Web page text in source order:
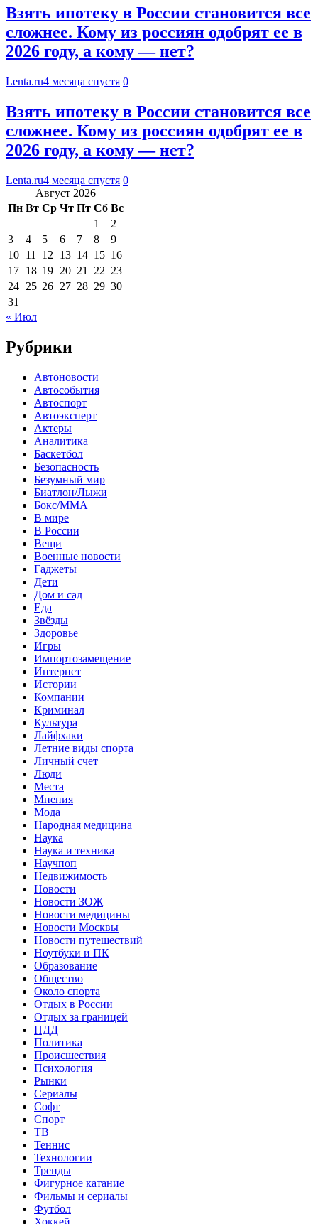
Взять ипотеку в России становится все
сложнее. Кому из россиян одобрят ее в
2026 году, а кому — нет?
Lenta.ru4 месяца спустя 0
Взять ипотеку в России становится все
сложнее. Кому из россиян одобрят ее в
2026 году, а кому — нет?
Lenta.ru4 месяца спустя 0
Август 2026
Пн Вт Ср Чт Пт Сб Вс
1
2
3
4 5 6 7 8
9
10 11 12 13 14 15 16
17 18 19 20 21 22 23
24 25 26 27 28 29 30
31
« Июл
Рубрики
Автоновости
Автособытия
Автоспорт
Автоэксперт
Актеры
Аналитика
Баскетбол
Безопасность
Безумный мир
Биатлон/Лыжи
Бокс/MMA
В мире
В России
Вещи
Военные новости
Гаджеты
Дети
Дом и сад
Еда
Звёзды
Здоровье
Игры
Импортозамещение
Интернет
Истории
Компании
Криминал
Культура
Лайфхаки
Летние виды спорта
Личный счет
Люди
Места
Мнения
Мода
Народная медицина
Наука
Наука и техника
Научпоп
Недвижимость
Новости
Новости ЗОЖ
Новости медицины
Новости Москвы
Новости путешествий
Ноутбуки и ПК
Образование
Общество
Около спорта
Отдых в России
Отдых за границей
ПДД
Политика
Происшествия
Психология
Рынки
Сериалы
Софт
Спорт
ТВ
Теннис
Технологии
Тренды
Фигурное катание
Фильмы и сериалы
Футбол
Хоккей